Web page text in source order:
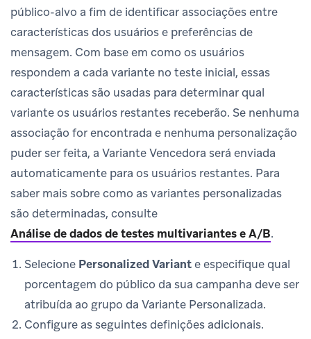
público-alvo a fim de identificar associações entre
características dos usuários e preferências de
mensagem. Com base em como os usuários
respondem a cada variante no teste inicial, essas
características são usadas para determinar qual
variante os usuários restantes receberão. Se nenhuma
associação for encontrada e nenhuma personalização
puder ser feita, a Variante Vencedora será enviada
automaticamente para os usuários restantes. Para
saber mais sobre como as variantes personalizadas
são determinadas, consulte
Análise de dados de testes multivariantes e A/B.
Selecione Personalized Variante especifique qual
porcentagem do público da sua campanha deve ser
atribuída ao grupo da Variante Personalizada.
Configure as seguintes definições adicionais.